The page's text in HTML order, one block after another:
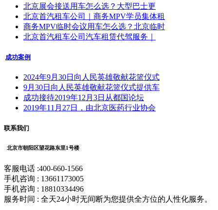
北京展会接送用车怎么选？大型巴士更
北京首汽租车公司｜商务MPV学员集体租
商务MPV临时会议用车怎么选？北京临时
北京首汽租车公司汽车租赁代驾服务｜
成功案例
2024年9月30日向人民英雄敬献花篮仪式
9月30日向人民英雄敬献花篮仪式提供车
成功接待2019年12月3日从都国论坛
2019年11月27日，由北京医药行业协会
联系我们
北京市朝阳区望花路东里1号楼
客服电话 :400-660-1566
手机咨询 : 13661173005
手机咨询 : 18810334496
服务时间 : 全天24小时无间断为您提供全方位的人性化服务。